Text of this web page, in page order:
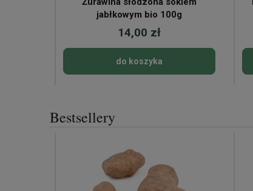
jabłkowym bio 100g
14,00 zł
do koszyka
Bestsellery